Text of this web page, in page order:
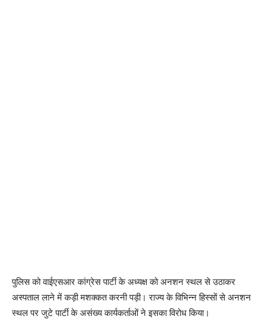
पुलिस को वाईएसआर कांग्रेस पार्टी के अध्यक्ष को अनशन स्थल से उठाकर
अस्पताल लाने में कड़ी मशक्कत करनी पड़ी। राज्य के विभिन्न हिस्सों से अनशन
स्थल पर जुटे पार्टी के असंख्य कार्यकर्ताओं ने इसका विरोध किया।